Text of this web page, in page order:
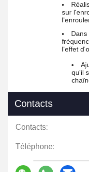
sur
l'effet
qu'il
Contacts
Contacts:
Téléphone: